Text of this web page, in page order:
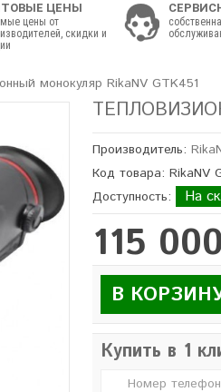
ЦЕНЫ
цены от
скидки и
монокуляр RikaNV GTK451
Производитель:
Код товара: RikaNV
Доступность:
На
115
В
Купить в 1